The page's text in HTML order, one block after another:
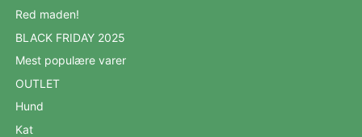
Red maden!
BLACK FRIDAY 2025
Mest populære varer
OUTLET
Hund
Kat